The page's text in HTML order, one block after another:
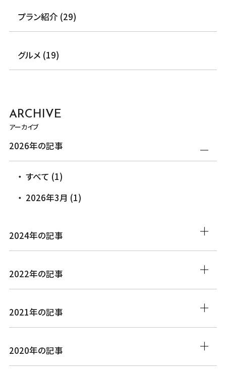
プラン紹介 (29)
グルメ (19)
ARCHIVE
アーカイブ
2026年の記事
すべて (1)
2026年3月 (1)
2024年の記事
2022年の記事
2021年の記事
2020年の記事